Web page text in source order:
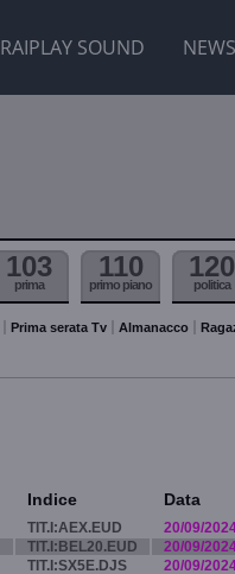
RAIPLAY SOUND NEWS
103
prima
110
primo piano
120
politica
Prima serata Tv Almanacco
Indice Data
TIT.I:AEX.EUD
20/09/
TIT.I:BEL20.EUD
20/09/
TIT.I:SX5E.DJS
20/09/